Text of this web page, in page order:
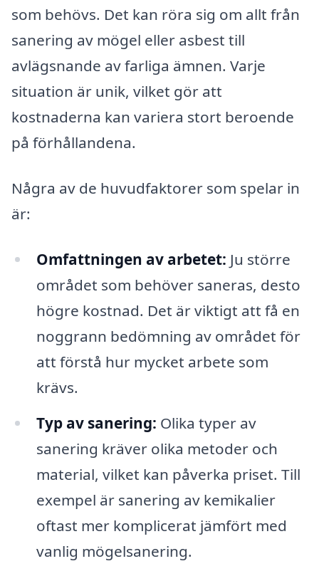
som behövs. Det kan röra sig om allt från
sanering av mögel eller asbest till
avlägsnande av farliga ämnen. Varje
situation är unik, vilket gör att
kostnaderna kan variera stort beroende
på förhållandena.
Några av de huvudfaktorer som spelar in
är:
Omfattningen av arbetet: Ju större
området som behöver saneras, desto
högre kostnad. Det är viktigt att få en
noggrann bedömning av området för
att förstå hur mycket arbete som
krävs.
Typ av sanering: Olika typer av
sanering kräver olika metoder och
material, vilket kan påverka priset. Till
exempel är sanering av kemikalier
oftast mer komplicerat jämfört med
vanlig mögelsanering.